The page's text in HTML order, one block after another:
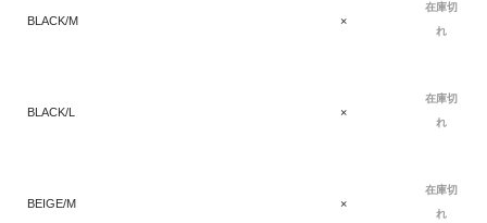
BLACK/M ×
在庫切
れ
BLACK/L ×
在庫切
れ
BEIGE/M ×
在庫切
れ